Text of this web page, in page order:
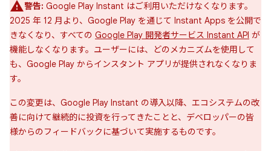
警告: Google Play Instant はご利用いただけなくなります。
2025 年 12 月より、Google Play を通じて Instant Apps を公開で
きなくなり、すべての Google Play 開発者サービス Instant API が
機能しなくなります。ユーザーには、どのメカニズムを使用して
も、Google Play からインスタント アプリが提供されなくなりま
す。
この変更は、Google Play Instant の導入以降、エコシステムの改
善に向けて継続的に投資を行ってきたことと、デベロッパーの皆
様からのフィードバックに基づいて実施するものです。